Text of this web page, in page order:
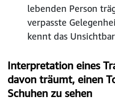
lebenden Person
verpasste
kennt das
Interpretation eines
davon träumt, einen
Schuhen zu sehen